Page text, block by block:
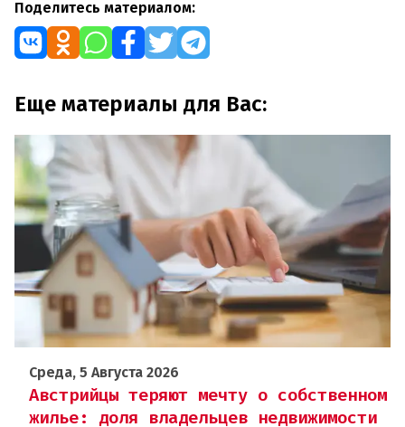
Поделитесь материалом:
Еще материалы для Вас:
Среда, 5 Августа 2026
Австрийцы теряют мечту о собственном
жилье: доля владельцев недвижимости